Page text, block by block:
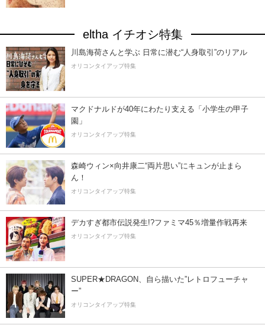
eltha イチオシ特集
川島海荷さんと学ぶ 日常に潜む“人身取引”のリアル
オリコンタイアップ特集
マクドナルドが40年にわたり支える「小学生の甲子
園」
オリコンタイアップ特集
森崎ウィン×向井康二“両片思い”にキュンが止まら
ん！
オリコンタイアップ特集
デカすぎ都市伝説発生!?ファミマ45％増量作戦再来
オリコンタイアップ特集
SUPER★DRAGON、自ら描いた”レトロフューチャ
ー”
オリコンタイアップ特集